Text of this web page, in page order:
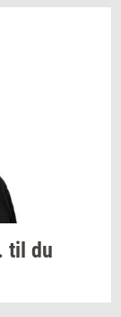
til du